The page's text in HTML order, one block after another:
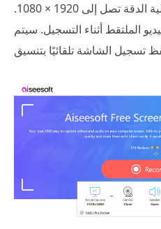
لك بتسجيل مقاطع فيديو عالية الدقة تصل إلى 1920 × 1080.
الملتقط أثناء التسجيل. سيتم